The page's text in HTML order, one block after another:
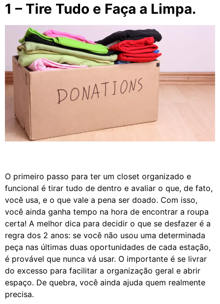
1 – Tire Tudo e Faça a Limpa.
O primeiro passo para ter um closet organizado e
funcional é tirar tudo de dentro e avaliar o que, de fato,
você usa, e o que vale a pena ser doado. Com isso,
você ainda ganha tempo na hora de encontrar a roupa
certa! A melhor dica para decidir o que se desfazer é a
regra dos 2 anos: se você não usou uma determinada
peça nas últimas duas oportunidades de cada estação,
é provável que nunca vá usar. O importante é se livrar
do excesso para facilitar a organização geral e abrir
espaço. De quebra, você ainda ajuda quem realmente
precisa.